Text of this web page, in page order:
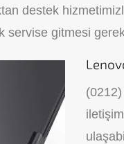
destek
servise gitmesi